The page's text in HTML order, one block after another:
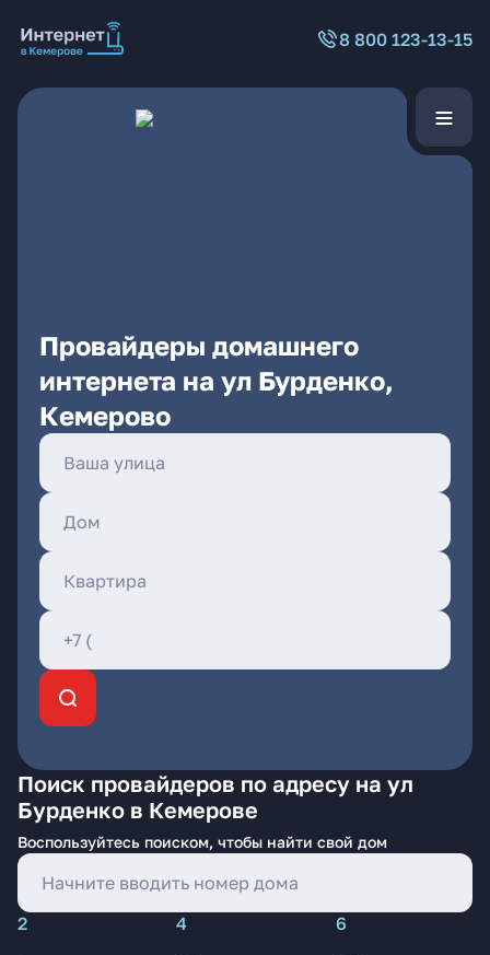
8 800 123-13-15
Провайдеры домашнего
интернета на ул Бурденко,
Кемерово
Поиск провайдеров по адресу на ул
Бурденко в Кемерове
Воспользуйтесь поиском, чтобы найти свой дом
2 4
6